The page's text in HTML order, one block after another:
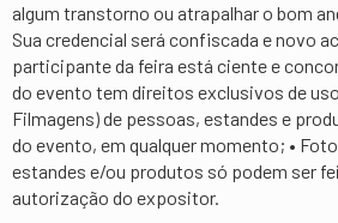
algum transtorno ou atrapalhar o bom
Sua credencial será confiscada e novo
participante da feira está ciente e
do evento tem direitos exclusivos de
Filmagens) de pessoas, estandes e
do evento, em qualquer momento; •
estandes e/ou produtos só podem ser
autorização do expositor.